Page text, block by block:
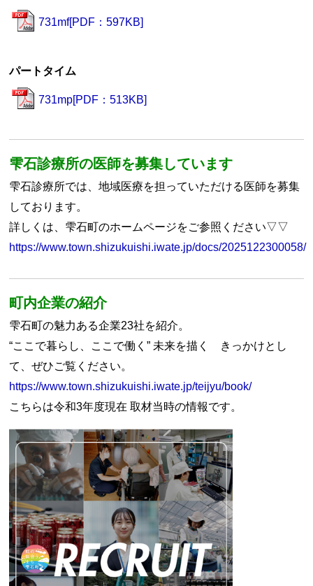
731mf[PDF：597KB]
パートタイム
731mp[PDF：513KB]
雫石診療所の医師を募集しています
雫石診療所では、地域医療を担っていただける医師を募集
しております。
詳しくは、雫石町のホームページをご参照ください▽▽
https://www.town.shizukuishi.iwate.jp/docs/2025122300058/
町内企業の紹介
雫石町の魅力ある企業23社を紹介。
“ここで暮らし、ここで働く” 未来を描く きっかけとし
て、ぜひご覧ください。
https://www.town.shizukuishi.iwate.jp/teijyu/book/
こちらは令和3年度現在 取材当時の情報です。